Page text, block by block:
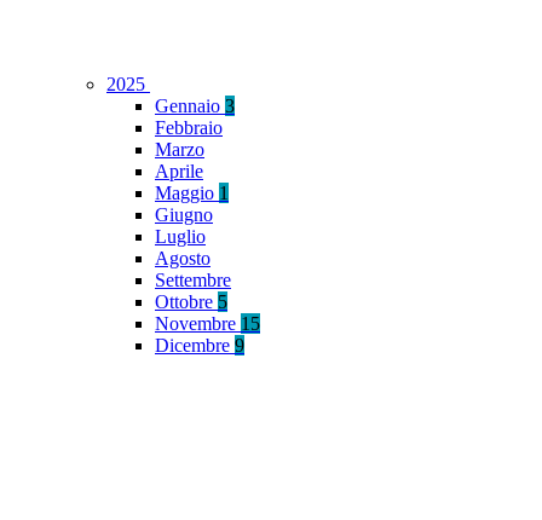
2025
Gennaio 3
Febbraio
Marzo
Aprile
Maggio 1
Giugno
Luglio
Agosto
Settembre
Ottobre 5
Novembre 15
Dicembre 9